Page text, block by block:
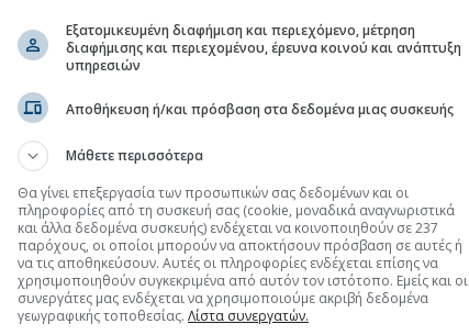
Περισσότερα για τη Μετοχή
και Thalis (17:28 05/08/2026)
του free float στην Aktor (18:10 04/08/2026)
Εξατομικευμένη διαφήμιση και περιεχόμενο, μέτρηση
διαφήμισης και περιεχομένου, έρευνα κοινού και ανάπτυξη
υπηρεσιών
Αποθήκευση ή/και πρόσβαση στα δεδομένα μιας συσκευής
Μάθετε περισσότερα
Θα γίνει επεξεργασία των προσωπικών σας δεδομένων και οι
πληροφορίες από τη συσκευή σας (cookie, μοναδικά αναγνωριστικά
και άλλα δεδομένα συσκευής) ενδέχεται να κοινοποιηθούν σε 237
παρόχους, οι οποίοι μπορούν να αποκτήσουν πρόσβαση σε αυτές ή
να τις αποθηκεύσουν. Αυτές οι πληροφορίες ενδέχεται επίσης να
χρησιμοποιηθούν συγκεκριμένα από αυτόν τον ιστότοπο. Εμείς και οι
συνεργάτες μας ενδέχεται να χρησιμοποιούμε ακριβή δεδομένα
γεωγραφικής τοποθεσίας. Λίστα συνεργατών.